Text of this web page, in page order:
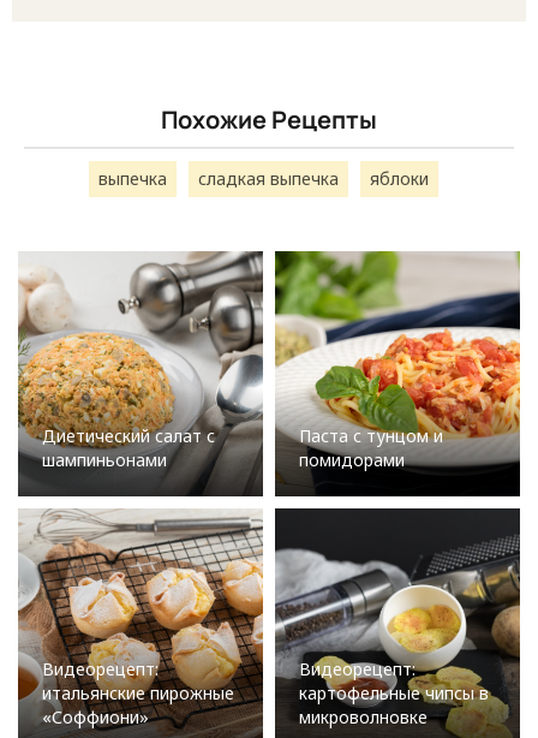
Похожие Рецепты
выпечка сладкая выпечка яблоки
Диетический салат с
шампиньонами
Паста с тунцом и
помидорами
Видеорецепт:
итальянские пирожные
«Соффиони»
Видеорецепт:
картофельные чипсы в
микроволновке